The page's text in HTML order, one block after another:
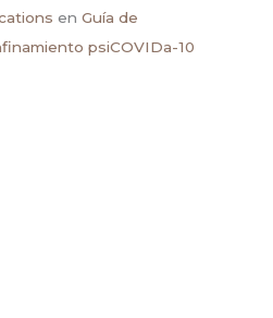
enGuía de
psiCOVIDa-10